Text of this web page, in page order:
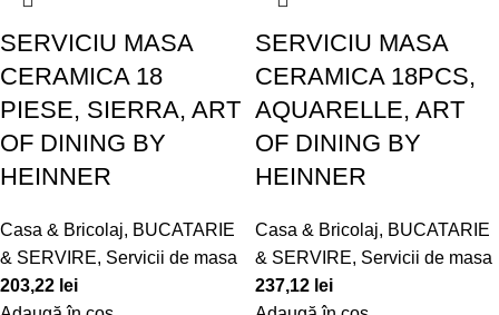
SERVICIU MASA
CERAMICA 18
PIESE, SIERRA, ART
OF DINING BY
HEINNER
Casa & Bricolaj, BUCATARIE
& SERVIRE, Servicii de masa
203,22 lei
SERVICIU MASA
CERAMICA 18PCS,
AQUARELLE, ART
OF DINING BY
HEINNER
Casa & Bricolaj, BUCATARIE
& SERVIRE, Servicii de masa
237,12 lei